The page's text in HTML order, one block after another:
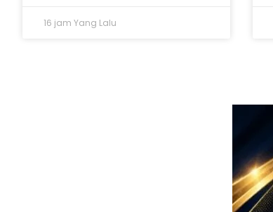
16 jam Yang Lalu